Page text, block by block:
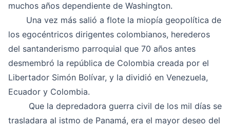
muchos años dependiente de Washington.
Una vez más salió a flote la miopía geopolítica de
los egocéntricos dirigentes colombianos, herederos
del santanderismo parroquial que 70 años antes
desmembró la república de Colombia creada por el
Libertador Simón Bolívar, y la dividió en Venezuela,
Ecuador y Colombia.
Que la depredadora guerra civil de los mil días se
trasladara al istmo de Panamá, era el mayor deseo del